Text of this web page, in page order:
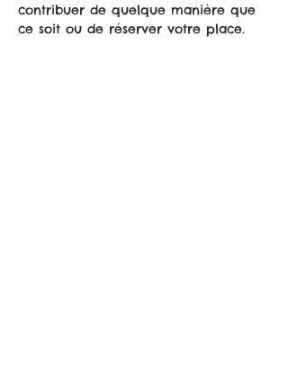
contribuer de quelque manière que
ce soit ou de réserver votre place.